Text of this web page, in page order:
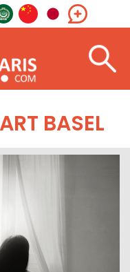
BASEL